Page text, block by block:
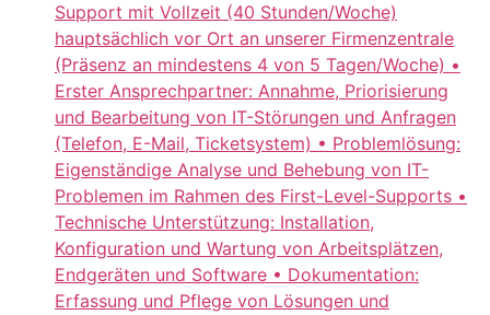
Support mit Vollzeit (40 Stunden/Woche)
hauptsächlich vor Ort an unserer Firmenzentrale
(Präsenz an mindestens 4 von 5 Tagen/Woche) •
Erster Ansprechpartner: Annahme, Priorisierung
und Bearbeitung von IT-Störungen und Anfragen
(Telefon, E-Mail, Ticketsystem) • Problemlösung:
Eigenständige Analyse und Behebung von IT-
Problemen im Rahmen des First-Level-Supports •
Technische Unterstützung: Installation,
Konfiguration und Wartung von Arbeitsplätzen,
Endgeräten und Software • Dokumentation:
Erfassung und Pflege von Lösungen und